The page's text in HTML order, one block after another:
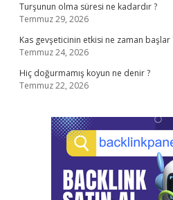
Turşunun olma süresi ne kadardır ?
Temmuz 29, 2026
Kas gevşeticinin etkisi ne zaman başlar
Temmuz 24, 2026
Hiç doğurmamış koyun ne denir ?
Temmuz 22, 2026